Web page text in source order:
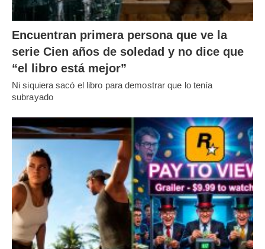
Encuentran primera persona que ve la
serie Cien años de soledad y no dice que
“el libro está mejor”
Ni siquiera sacó el libro para demostrar que lo tenía
subrayado